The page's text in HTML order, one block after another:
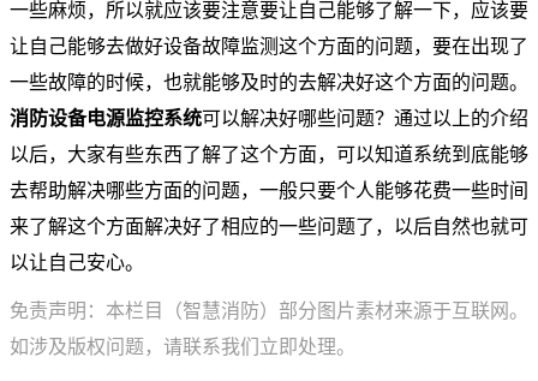
一些麻烦，所以就应该要注意要让自己能够了解一下，应该要
让自己能够去做好设备故障监测这个方面的问题，要在出现了
一些故障的时候，也就能够及时的去解决好这个方面的问题。
消防设备电源监控系统可以解决好哪些问题？通过以上的介绍
以后，大家有些东西了解了这个方面，可以知道系统到底能够
去帮助解决哪些方面的问题，一般只要个人能够花费一些时间
来了解这个方面解决好了相应的一些问题了，以后自然也就可
以让自己安心。
免责声明：本栏目（智慧消防）部分图片素材来源于互联网。
如涉及版权问题，请联系我们立即处理。